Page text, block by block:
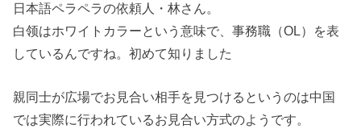
日本語ペラペラの依頼人・林さん。
白领はホワイトカラーという意味で、事務職（OL）を表
しているんですね。初めて知りました
親同士が広場でお見合い相手を見つけるというのは中国
では実際に行われているお見合い方式のようです。